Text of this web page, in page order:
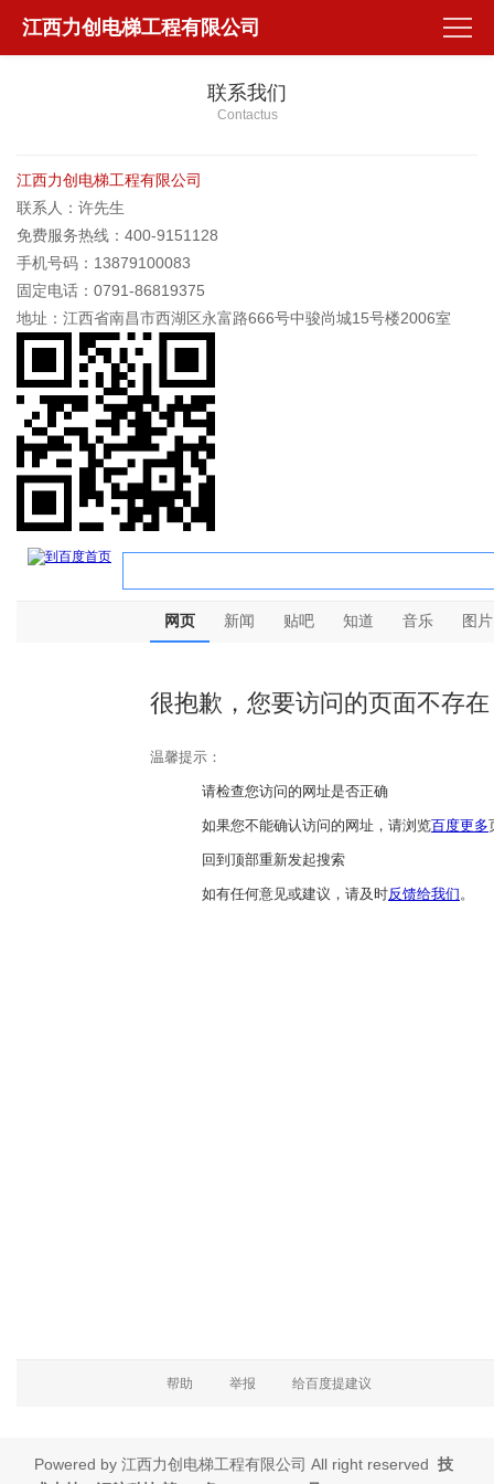
江西力创电梯工程有限公司
联系我们
Contactus
江西力创电梯工程有限公司
联系人：许先生
免费服务热线：400-9151128
手机号码：13879100083
固定电话：0791-86819375
地址：江西省南昌市西湖区永富路666号中骏尚城15号楼2006室
Powered by江西力创电梯工程有限公司 All right reserved技